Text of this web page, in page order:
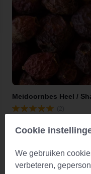
Meidoornbes Heel /
Cookie
We gebruiken
verbeteren,